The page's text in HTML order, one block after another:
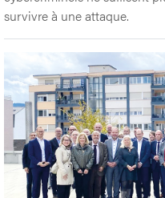
survivre à une attaque.